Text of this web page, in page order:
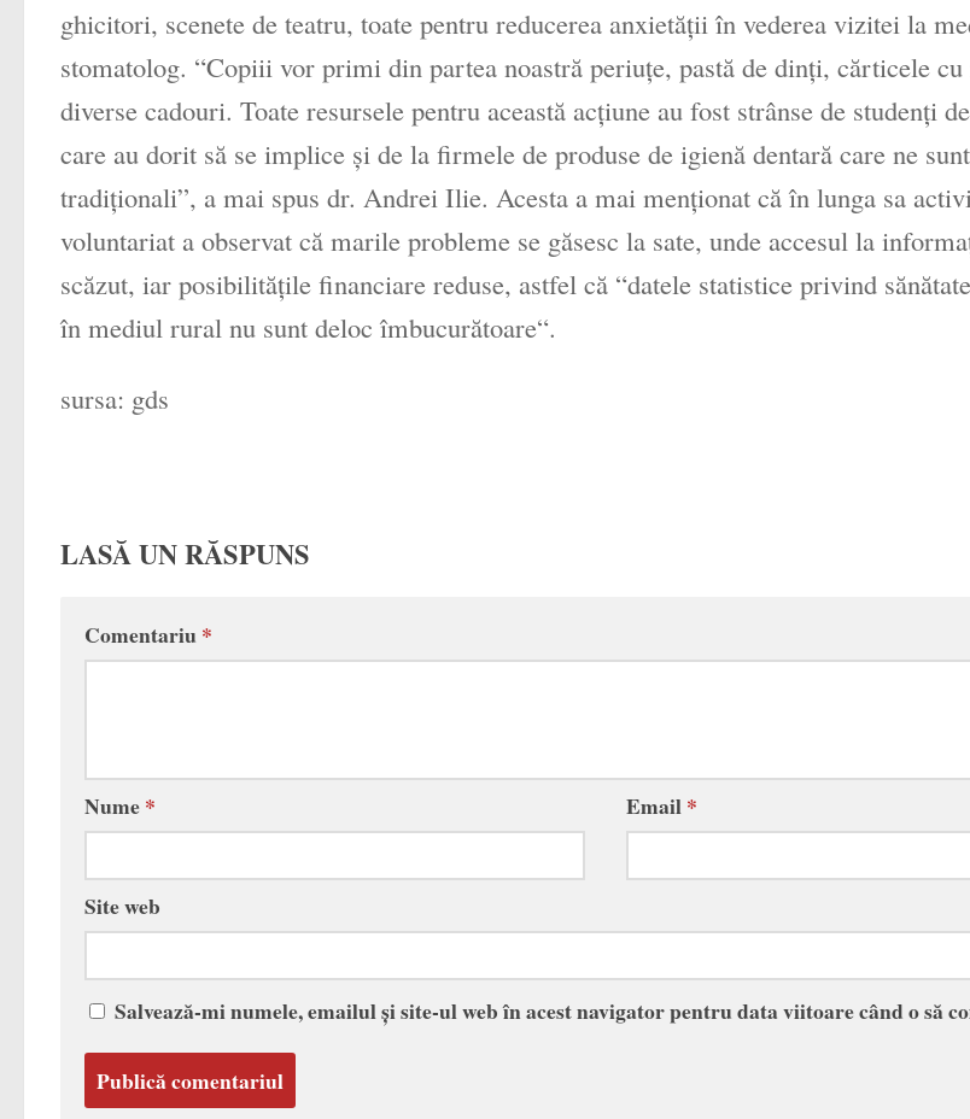
ghicitori, scenete de teatru, toate pentru reducerea anxietății în vederea vizitei la
stomatolog. “Copiii vor primi din partea noastră periuțe, pastă de dinți, cărticele
diverse cadouri. Toate resursele pentru această acțiune au fost strânse de studenți
care au dorit să se implice și de la firmele de produse de igienă dentară care ne
tradiționali”, a mai spus dr. Andrei Ilie. Acesta a mai menționat că în lunga sa
voluntariat a observat că marile probleme se găsesc la sate, unde accesul la
scăzut, iar posibilitățile financiare reduse, astfel că “datele statistice privind
în mediul rural nu sunt deloc îmbucurătoare“.
sursa: gds
LASĂ UN RĂSPUNS
Comentariu*
Nume* Email*
Site web
Salvează-mi numele, emailul și site-ul web în acest navigator pentru data viitoare când o să